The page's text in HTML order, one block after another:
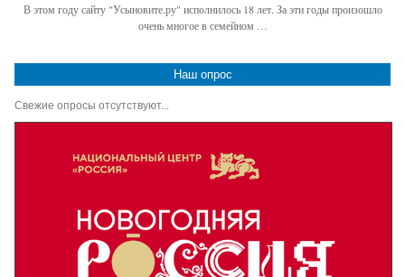
В этом году сайту "Усыновите.ру" исполнилось 18 лет. За эти годы произошло
очень многое в семейном …
Наш опрос
Свежие опросы отсутствуют...